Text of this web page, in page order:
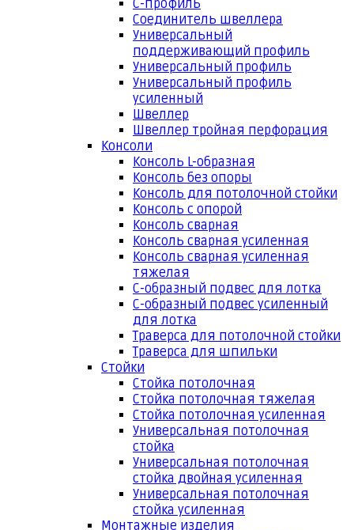
С-профиль
Соединитель швеллера
Универсальный
поддерживающий профиль
Универсальный профиль
Универсальный профиль
усиленный
Швеллер
Швеллер тройная перфорация
Консоли
Консоль L-образная
Консоль без опоры
Консоль для потолочной стойки
Консоль с опорой
Консоль сварная
Консоль сварная усиленная
Консоль сварная усиленная
тяжелая
С-образный подвес для лотка
С-образный подвес усиленный
для лотка
Траверса для потолочной стойки
Траверса для шпильки
Стойки
Стойка потолочная
Стойка потолочная тяжелая
Стойка потолочная усиленная
Универсальная потолочная
стойка
Универсальная потолочная
стойка двойная усиленная
Универсальная потолочная
стойка усиленная
Монтажные изделия